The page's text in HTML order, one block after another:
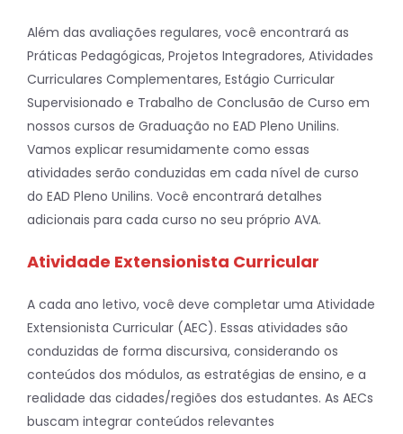
Além das avaliações regulares, você encontrará as
Práticas Pedagógicas, Projetos Integradores, Atividades
Curriculares Complementares, Estágio Curricular
Supervisionado e Trabalho de Conclusão de Curso em
nossos cursos de Graduação no EAD Pleno Unilins.
Vamos explicar resumidamente como essas
atividades serão conduzidas em cada nível de curso
do EAD Pleno Unilins. Você encontrará detalhes
adicionais para cada curso no seu próprio AVA.
Atividade Extensionista Curricular
A cada ano letivo, você deve completar uma Atividade
Extensionista Curricular (AEC). Essas atividades são
conduzidas de forma discursiva, considerando os
conteúdos dos módulos, as estratégias de ensino, e a
realidade das cidades/regiões dos estudantes. As AECs
buscam integrar conteúdos relevantes